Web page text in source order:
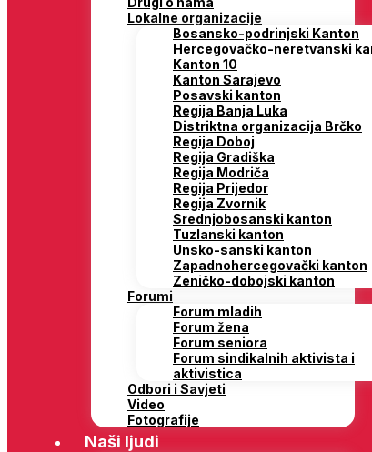
Lokalne organizacije
Bosansko-podrinjski Kanton
Hercegovačko-neretvanski
Kanton 10
Kanton Sarajevo
Posavski kanton
Regija Banja Luka
Distriktna organizacija Brčko
Regija Doboj
Regija Gradiška
Regija Modriča
Regija Prijedor
Regija Zvornik
Srednjobosanski kanton
Tuzlanski kanton
Unsko-sanski kanton
Zapadnohercegovački kanton
Zeničko-dobojski kanton
Forumi
Forum mladih
Forum žena
Forum seniora
Forum sindikalnih aktivista i
aktivistica
Odbori i Savjeti
Video
Fotografije
Naši ljudi